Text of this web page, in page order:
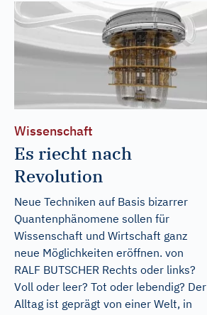
Wissenschaft
Es riecht nach
Revolution
Neue Techniken auf Basis bizarrer
Quantenphänomene sollen für
Wissenschaft und Wirtschaft ganz
neue Möglichkeiten eröffnen. von
RALF BUTSCHER Rechts oder links?
Voll oder leer? Tot oder lebendig? Der
Alltag ist geprägt von einer Welt, in